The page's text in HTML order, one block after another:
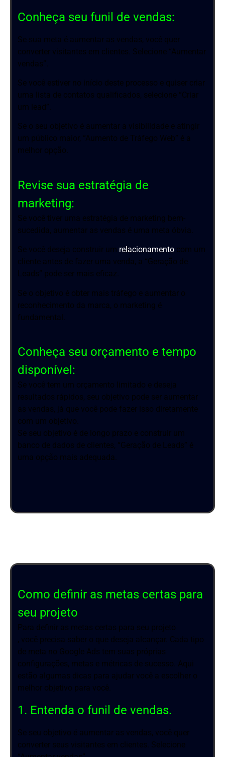
Conheça seu funil de vendas:
Se sua meta é aumentar as vendas, você quer
converter visitantes em clientes. Selecione “Aumentar
vendas”.
Se você estiver no início deste processo e quiser criar
uma lista de contatos qualificados, selecione “Criar
um lead”.
Se o seu objetivo é aumentar a visibilidade e atingir
um público maior, “Aumento de Tráfego Web” é a
melhor opção.
Revise sua estratégia de
marketing:
Se você tiver uma estratégia de marketing bem-
sucedida, aumentar as vendas é uma meta óbvia.
Se você deseja construir um relacionamento com um
cliente antes de fazer uma venda, a “Geração de
Leads” pode ser mais eficaz.
Se o objetivo é obter mais tráfego e aumentar o
reconhecimento da marca, o marketing é
fundamental.
Conheça seu orçamento e tempo
disponível:
Se você tem um orçamento limitado e deseja
resultados rápidos, seu objetivo pode ser aumentar
as vendas, já que você pode fazer isso diretamente
com um objetivo.
Se seu objetivo é de longo prazo e construir um
banco de dados de clientes, “Geração de Leads” é
uma opção mais adequada.
Como definir as metas certas para
seu projeto
Para definir as metas certas para seu projeto
, você precisa saber o que deseja alcançar. Cada tipo
de meta no Google Ads tem suas próprias
configurações, metas e métricas de sucesso. Aqui
estão algumas dicas para ajudar você a escolher o
melhor objetivo para você.
1. Entenda o funil de vendas.
Se seu objetivo é aumentar as vendas, você quer
converter seus visitantes em clientes. Selecione